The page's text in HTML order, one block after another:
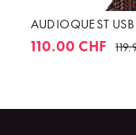
AUDIOQUEST
110.00 CHF